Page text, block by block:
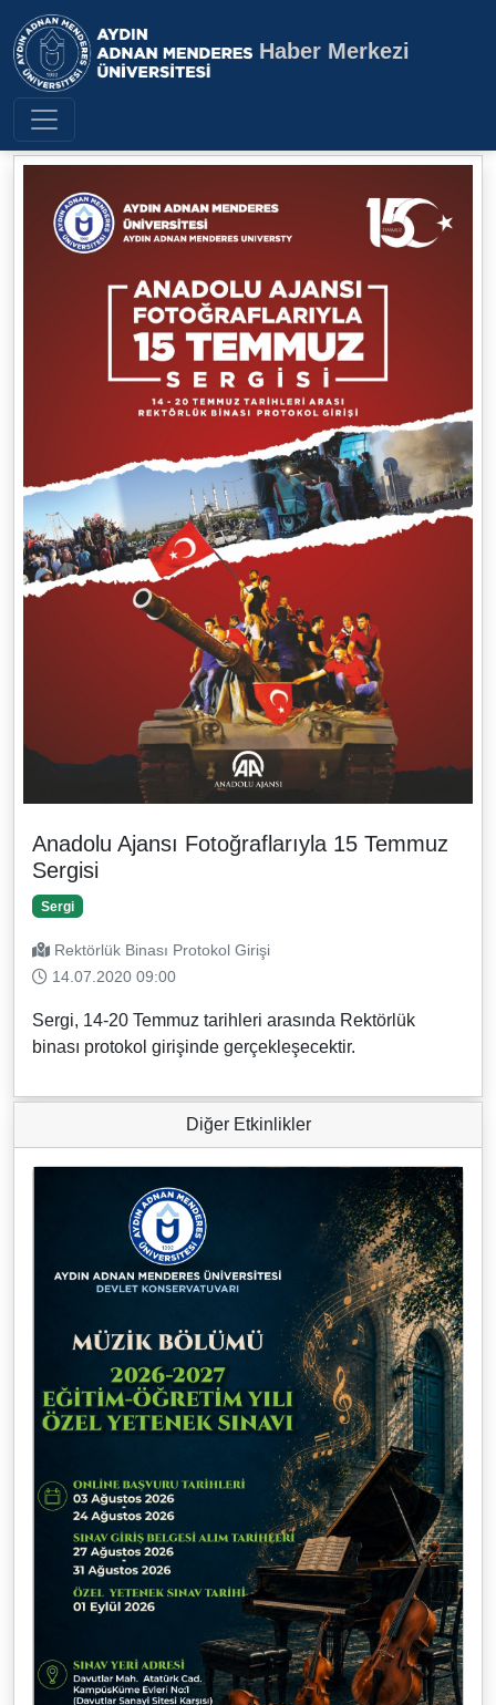
Aydın Adnan Menderes
Haber Merkezi
Anadolu Ajansı Fotoğraflarıyla 15 Temmuz
Sergisi
Sergi
Rektörlük Binası Protokol Girişi
14.07.2020 09:00
Sergi, 14-20 Temmuz tarihleri arasında Rektörlük
binası protokol girişinde gerçekleşecektir.
Diğer Etkinlikler